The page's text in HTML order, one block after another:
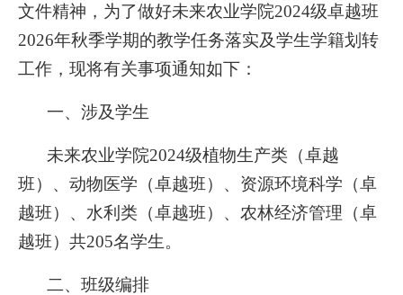
文件精神，为了做好未来农业学院2024级卓越班
2026年秋季学期的教学任务落实及学生学籍划转
工作，现将有关事项通知如下：
一、涉及学生
未来农业学院2024级植物生产类（卓越
班）、动物医学（卓越班）、资源环境科学（卓
越班）、水利类（卓越班）、农林经济管理（卓
越班）共205名学生。
二、班级编排